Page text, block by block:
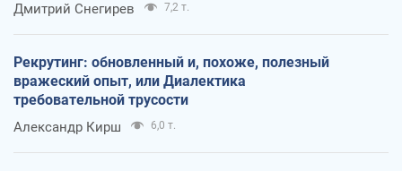
Дмитрий Снегирев 7,2 т.
Рекрутинг: обновленный и, похоже, полезный
вражеский опыт, или Диалектика
требовательной трусости
Александр Кирш 6,0 т.